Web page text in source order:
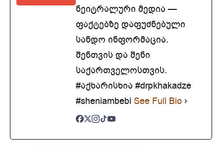
ნეიტრალური მედია —
ფაქტებზე დაფუძნებული
სანდო ინფორმაცია.
შენთვის და შენი
საქართველოსთვის.
#აქხარისხია #drpkhakadze
#sheniambebi See Full Bio